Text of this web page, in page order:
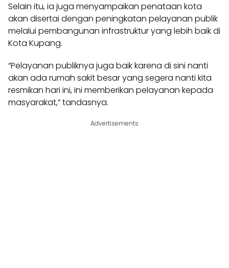
Selain itu, ia juga menyampaikan penataan kota
akan disertai dengan peningkatan pelayanan publik
melalui pembangunan infrastruktur yang lebih baik di
Kota Kupang.
“Pelayanan publiknya juga baik karena di sini nanti
akan ada rumah sakit besar yang segera nanti kita
resmikan hari ini, ini memberikan pelayanan kepada
masyarakat,” tandasnya.
Advertisements